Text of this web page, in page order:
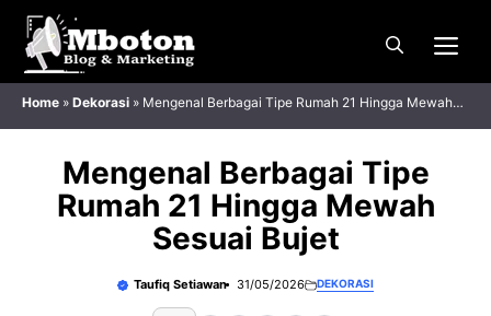
Langsung
Home » Dekorasi » Mengenal Berbagai Tipe Rumah 21 Hingga Mewah
Sesuai Bujet
Mengenal Berbagai Tipe
Rumah 21 Hingga Mewah
Sesuai Bujet
Taufiq Setiawan 31/05/2026 DEKORASI